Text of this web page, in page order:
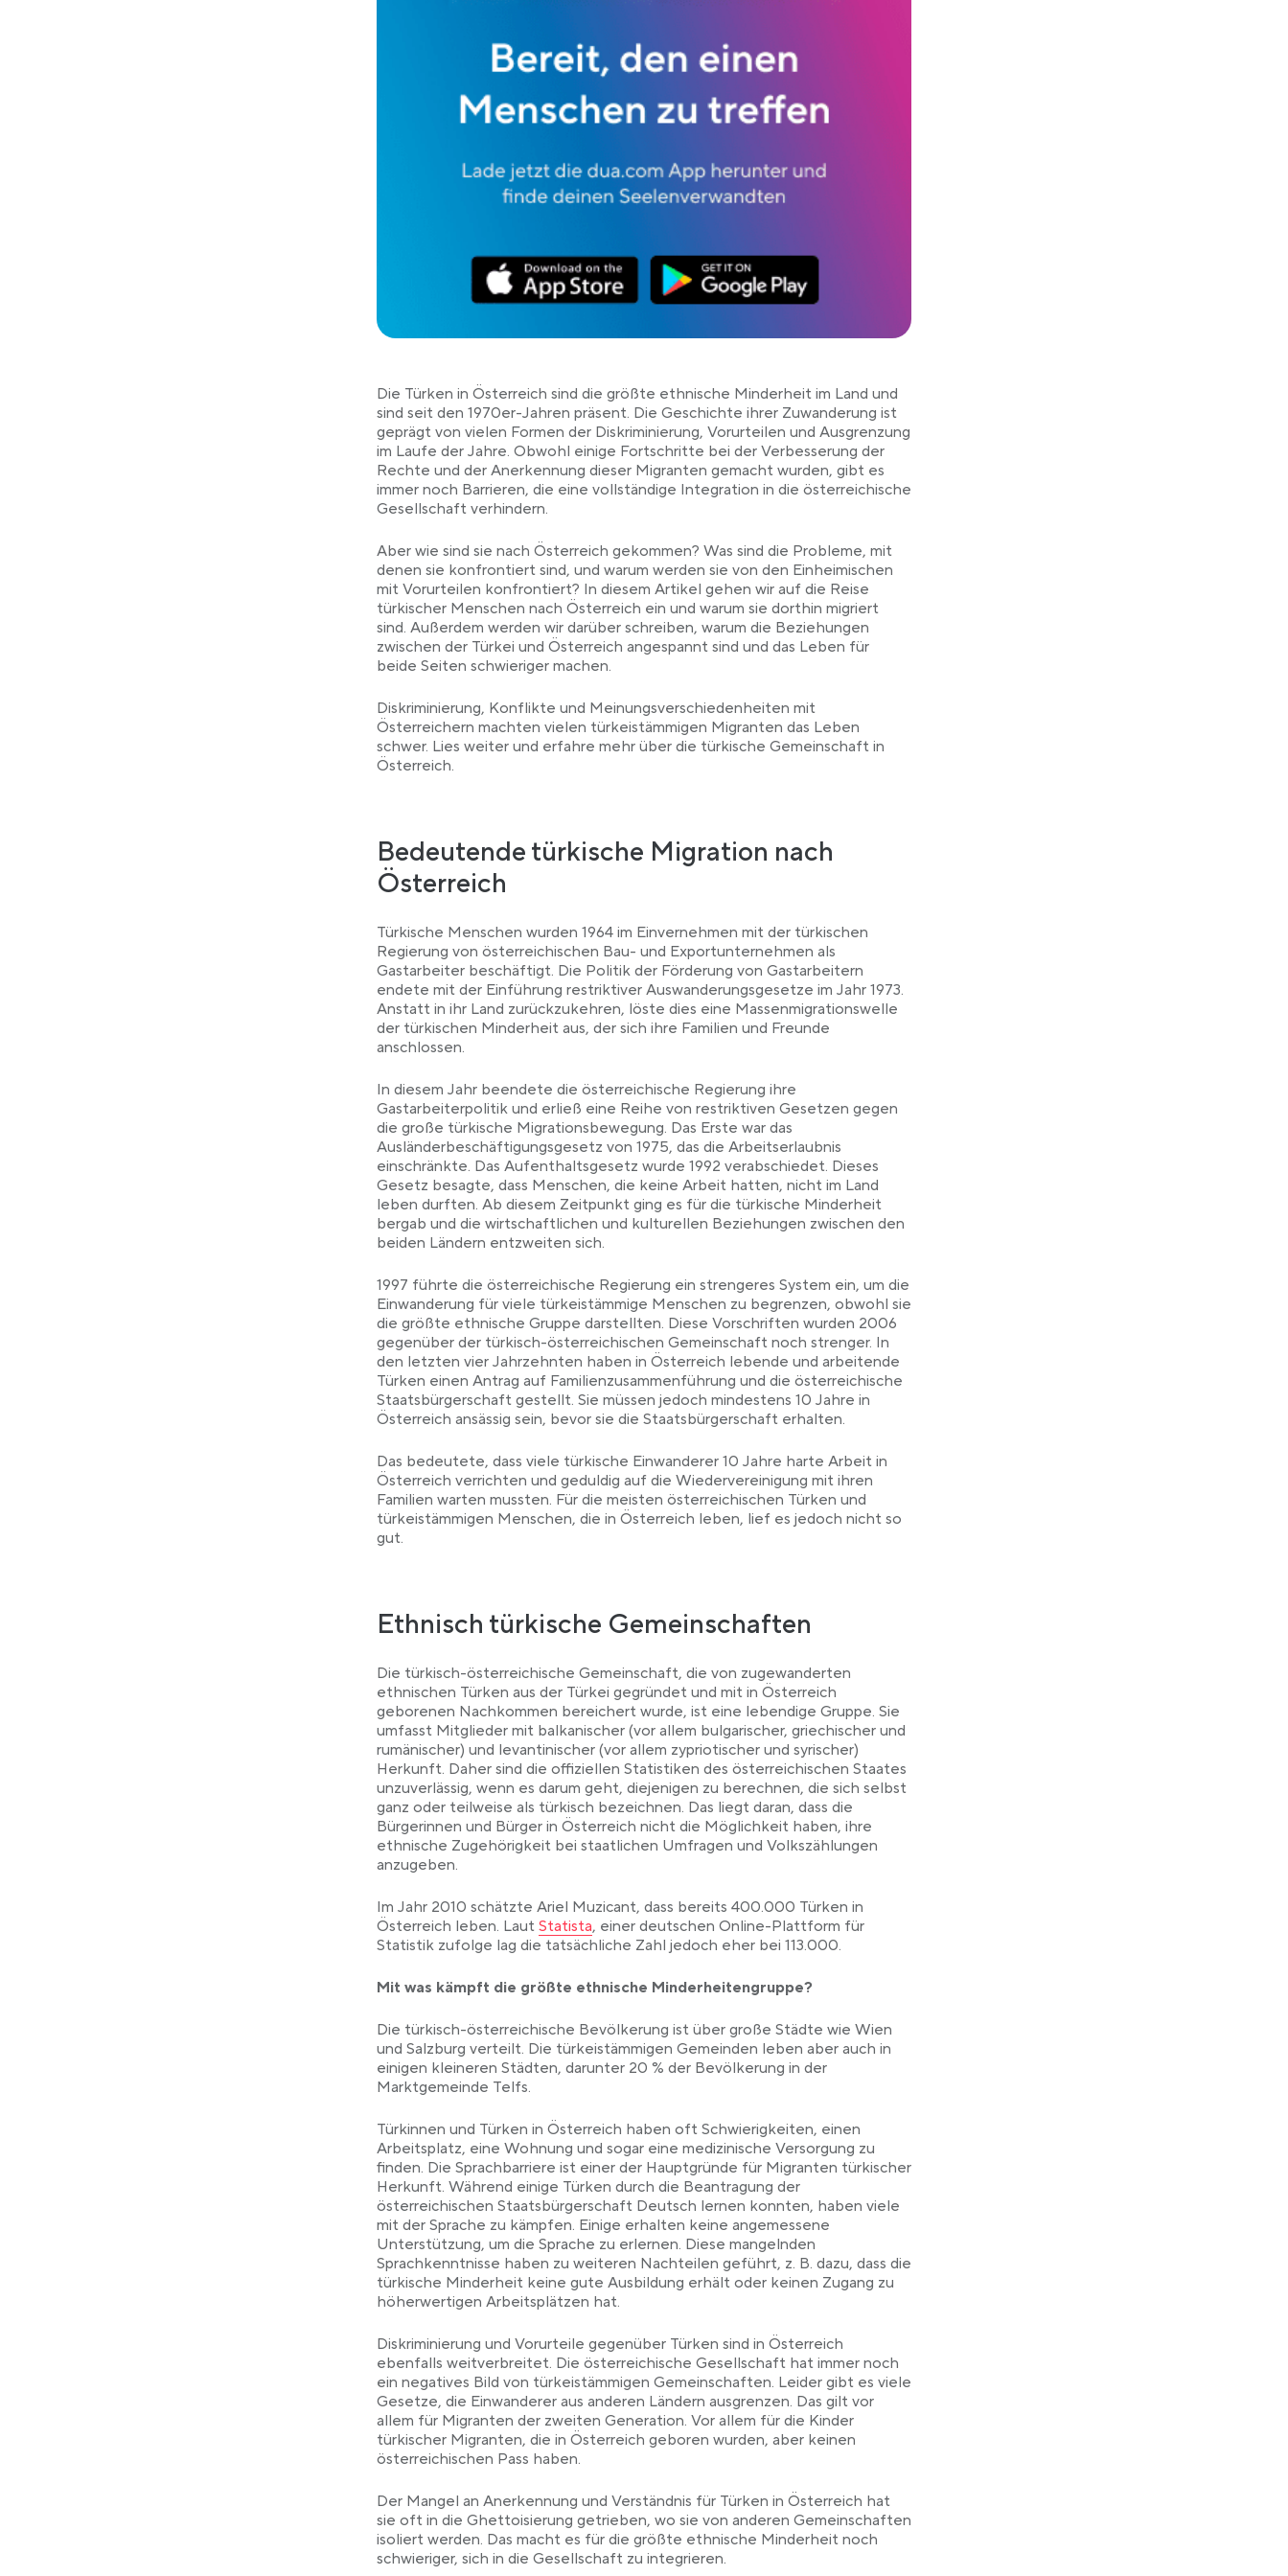
Die Türken in Österreich sind die größte ethnische Minderheit im Land und
sind seit den 1970er-Jahren präsent. Die Geschichte ihrer Zuwanderung ist
geprägt von vielen Formen der Diskriminierung, Vorurteilen und Ausgrenzung
im Laufe der Jahre. Obwohl einige Fortschritte bei der Verbesserung der
Rechte und der Anerkennung dieser Migranten gemacht wurden, gibt es
immer noch Barrieren, die eine vollständige Integration in die österreichische
Gesellschaft verhindern.
Aber wie sind sie nach Österreich gekommen? Was sind die Probleme, mit
denen sie konfrontiert sind, und warum werden sie von den Einheimischen
mit Vorurteilen konfrontiert? In diesem Artikel gehen wir auf die Reise
türkischer Menschen nach Österreich ein und warum sie dorthin migriert
sind. Außerdem werden wir darüber schreiben, warum die Beziehungen
zwischen der Türkei und Österreich angespannt sind und das Leben für
beide Seiten schwieriger machen.
Diskriminierung, Konflikte und Meinungsverschiedenheiten mit
Österreichern machten vielen türkeistämmigen Migranten das Leben
schwer. Lies weiter und erfahre mehr über die türkische Gemeinschaft in
Österreich.
Bedeutende türkische Migration nach
Österreich
Türkische Menschen wurden 1964 im Einvernehmen mit der türkischen
Regierung von österreichischen Bau- und Exportunternehmen als
Gastarbeiter beschäftigt. Die Politik der Förderung von Gastarbeitern
endete mit der Einführung restriktiver Auswanderungsgesetze im Jahr 1973.
Anstatt in ihr Land zurückzukehren, löste dies eine Massenmigrationswelle
der türkischen Minderheit aus, der sich ihre Familien und Freunde
anschlossen.
In diesem Jahr beendete die österreichische Regierung ihre
Gastarbeiterpolitik und erließ eine Reihe von restriktiven Gesetzen gegen
die große türkische Migrationsbewegung. Das Erste war das
Ausländerbeschäftigungsgesetz von 1975, das die Arbeitserlaubnis
einschränkte. Das Aufenthaltsgesetz wurde 1992 verabschiedet. Dieses
Gesetz besagte, dass Menschen, die keine Arbeit hatten, nicht im Land
leben durften. Ab diesem Zeitpunkt ging es für die türkische Minderheit
bergab und die wirtschaftlichen und kulturellen Beziehungen zwischen den
beiden Ländern entzweiten sich.
1997 führte die österreichische Regierung ein strengeres System ein, um die
Einwanderung für viele türkeistämmige Menschen zu begrenzen, obwohl sie
die größte ethnische Gruppe darstellten. Diese Vorschriften wurden 2006
gegenüber der türkisch-österreichischen Gemeinschaft noch strenger. In
den letzten vier Jahrzehnten haben in Österreich lebende und arbeitende
Türken einen Antrag auf Familienzusammenführung und die österreichische
Staatsbürgerschaft gestellt. Sie müssen jedoch mindestens 10 Jahre in
Österreich ansässig sein, bevor sie die Staatsbürgerschaft erhalten.
Das bedeutete, dass viele türkische Einwanderer 10 Jahre harte Arbeit in
Österreich verrichten und geduldig auf die Wiedervereinigung mit ihren
Familien warten mussten. Für die meisten österreichischen Türken und
türkeistämmigen Menschen, die in Österreich leben, lief es jedoch nicht so
gut.
Ethnisch türkische Gemeinschaften
Die türkisch-österreichische Gemeinschaft, die von zugewanderten
ethnischen Türken aus der Türkei gegründet und mit in Österreich
geborenen Nachkommen bereichert wurde, ist eine lebendige Gruppe. Sie
umfasst Mitglieder mit balkanischer (vor allem bulgarischer, griechischer und
rumänischer) und levantinischer (vor allem zypriotischer und syrischer)
Herkunft. Daher sind die offiziellen Statistiken des österreichischen Staates
unzuverlässig, wenn es darum geht, diejenigen zu berechnen, die sich selbst
ganz oder teilweise als türkisch bezeichnen. Das liegt daran, dass die
Bürgerinnen und Bürger in Österreich nicht die Möglichkeit haben, ihre
ethnische Zugehörigkeit bei staatlichen Umfragen und Volkszählungen
anzugeben.
Im Jahr 2010 schätzte Ariel Muzicant, dass bereits 400.000 Türken in
Österreich leben. Laut Link opens in a new tab
Statista, einer deutschen Online-Plattform für
Statistik zufolge lag die tatsächliche Zahl jedoch eher bei 113.000.
Mit was kämpft die größte ethnische Minderheitengruppe?
Die türkisch-österreichische Bevölkerung ist über große Städte wie Wien
und Salzburg verteilt. Die türkeistämmigen Gemeinden leben aber auch in
einigen kleineren Städten, darunter 20 % der Bevölkerung in der
Marktgemeinde Telfs.
Türkinnen und Türken in Österreich haben oft Schwierigkeiten, einen
Arbeitsplatz, eine Wohnung und sogar eine medizinische Versorgung zu
finden. Die Sprachbarriere ist einer der Hauptgründe für Migranten türkischer
Herkunft. Während einige Türken durch die Beantragung der
österreichischen Staatsbürgerschaft Deutsch lernen konnten, haben viele
mit der Sprache zu kämpfen. Einige erhalten keine angemessene
Unterstützung, um die Sprache zu erlernen. Diese mangelnden
Sprachkenntnisse haben zu weiteren Nachteilen geführt, z. B. dazu, dass die
türkische Minderheit keine gute Ausbildung erhält oder keinen Zugang zu
höherwertigen Arbeitsplätzen hat.
Diskriminierung und Vorurteile gegenüber Türken sind in Österreich
ebenfalls weitverbreitet. Die österreichische Gesellschaft hat immer noch
ein negatives Bild von türkeistämmigen Gemeinschaften. Leider gibt es viele
Gesetze, die Einwanderer aus anderen Ländern ausgrenzen. Das gilt vor
allem für Migranten der zweiten Generation. Vor allem für die Kinder
türkischer Migranten, die in Österreich geboren wurden, aber keinen
österreichischen Pass haben.
Der Mangel an Anerkennung und Verständnis für Türken in Österreich hat
sie oft in die Ghettoisierung getrieben, wo sie von anderen Gemeinschaften
isoliert werden. Das macht es für die größte ethnische Minderheit noch
schwieriger, sich in die Gesellschaft zu integrieren.